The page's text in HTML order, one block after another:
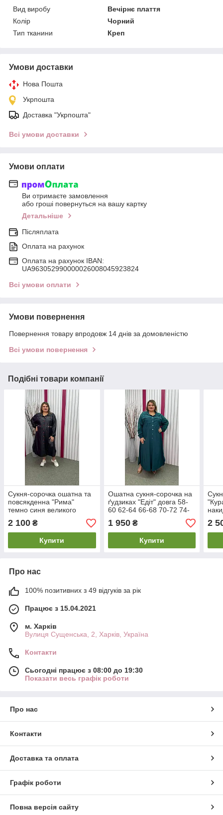
Вид виробу
Вечірнє плаття
Колір
Чорний
Тип тканини
Креп
Умови доставки
Нова Пошта
Укрпошта
Доставка "Укрпошта"
Всі умови доставки
Умови оплати
Ви отримаєте замовлення
або гроші повернуться на вашу картку
Детальніше
Післяплата
Оплата на рахунок
Оплата на рахунок IBAN:
UA963052990000026008045923824
Всі умови оплати
Умови повернення
Повернення товару впродовж 14 днів за домовленістю
Всі умови повернення
Подібні товари компанії
Сукня-сорочка ошатна та
повсякденна "Рима"
темно синя великого
розміру 62-64 66-68 70-72
74-76
2 100 ₴
Купити
Ошатна сукня-сорочка на
ґудзиках "Едіт" довга 58-
60 62-64 66-68 70-72 74-
76
1 950₴
Купити
74-
2
Про нас
100% позитивних з 49 відгуків за рік
Працює з 15.04.2021
м. Харків
Вулиця Сущенська, 2, Харків, Україна
Контакти
Сьогодні працює з 08:00 до 19:30
Показати весь графік роботи
Про нас
Контакти
Доставка та оплата
Графік роботи
Повна версія сайту